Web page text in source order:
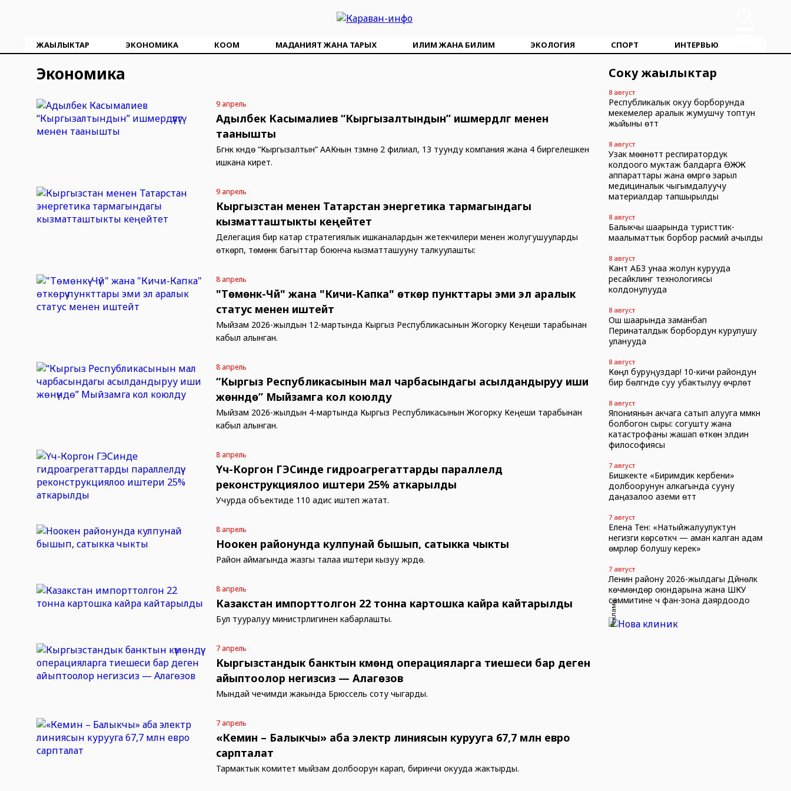
ЖАҢЫЛЫКТАР ЭКОНОМИКА КООМ МАДАНИЯТ ЖАНА ТАРЫХ ИЛИМ ЖАНА БИЛИМ ЭКОЛОГИЯ СПОРТ ИНТЕРВЬЮ
Экономика
9 апрель
Адылбек Касымалиев “Кыргызалтындын” ишмердүүлүгү менен
таанышты
Бүгүнкү күндө “Кыргызалтын” ААКнын түзүмүнө 2 филиал, 13 туунду компания жана 4 биргелешкен
ишкана кирет.
9 апрель
Кыргызстан менен Татарстан энергетика тармагындагы
кызматташтыкты кеңейтет
Делегация бир катар стратегиялык ишканалардын жетекчилери менен жолугушууларды
өткөрүп, төмөнкү багыттар боюнча кызматташууну талкуулашты:
8 апрель
"Төмөнкү-Чүй" жана "Кичи-Капка" өткөрүү пункттары эми эл аралык
статус менен иштейт
Мыйзам 2026-жылдын 12-мартында Кыргыз Республикасынын Жогорку Кеңеши тарабынан
кабыл алынган.
8 апрель
“Кыргыз Республикасынын мал чарбасындагы асылдандыруу иши
жөнүндө” Мыйзамга кол коюлду
Мыйзам 2026-жылдын 4-мартында Кыргыз Республикасынын Жогорку Кеңеши тарабынан
кабыл алынган.
8 апрель
Үч-Коргон ГЭСинде гидроагрегаттарды параллелдүү
реконструкциялоо иштери 25% аткарылды
Учурда объектиде 110 адис иштеп жатат.
8 апрель
Ноокен районунда кулпунай бышып, сатыкка чыкты
Район аймагында жазгы талаа иштери кызуу жүрүүдө.
8 апрель
Казакстан импорттолгон 22 тонна картошка кайра кайтарылды
Бул тууралуу министрлигинен кабарлашты.
7 апрель
Кыргызстандык банктын күмөндүү операцияларга тиешеси бар деген
айыптоолор негизсиз — Алагөзов
Мындай чечимди жакында Брюссель соту чыгарды.
7 апрель
«Кемин – Балыкчы» аба электр линиясын курууга 67,7 млн евро
сарпталат
Тармактык комитет мыйзам долбоорун карап, биринчи окууда жактырды.
Соңку жаңылыктар
8 август
Республикалык окуу борборунда
мекемелер аралык жумушчу топтун
жыйыны өттү
8 август
Узак мөөнөттүү респиратордук
колдоого муктаж балдарга ӨЖЖ
аппараттары жана өмүргө зарыл
медициналык чыгымдалуучу
материалдар тапшырылды
8 август
Балыкчы шаарында туристтик-
маалыматтык борбор расмий ачылды
8 август
Кант АБЗ унаа жолун курууда
ресайклинг технологиясы
колдонулууда
8 август
Ош шаарында заманбап
Перинаталдык борбордун курулушу
уланууда
8 август
Көңүл буруңуздар! 10-кичи райондун
бир бөлүгүндө суу убактылуу өчүрүлөт
8 август
Япониянын акчага сатып алууга мүмкүн
болбогон сыры: согушту жана
катастрофаны жашап өткөн элдин
философиясы
7 август
Бишкекте «Биримдик кербени»
долбоорунун алкагында сууну
даңазалоо аземи өттү
7 август
Елена Тен: «Натыйжалуулуктун
негизги көрсөткүчү — аман калган адам
өмүрлөрү болушу керек»
7 август
Ленин району 2026-жылдагы Дүйнөлүк
көчмөндөр оюндарына жана ШКУ
саммитине үч фан-зона даярдоодо
Реклама